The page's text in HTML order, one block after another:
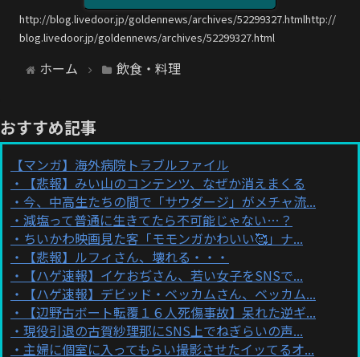
http://blog.livedoor.jp/goldennews/archives/52299327.htmlhttp://
blog.livedoor.jp/goldennews/archives/52299327.html
ホーム 飲食・料理
おすすめ記事
【マンガ】海外病院トラブルファイル
【悲報】みい山のコンテンツ、なぜか消えまくる
今、中高生たちの間で「サウダージ」がメチャ流...
減塩って普通に生きてたら不可能じゃない…？
ちいかわ映画見た客「モモンガかわいい🥰」ナ...
【悲報】ルフィさん、壊れる・・・
【ハゲ速報】イケおぢさん、若い女子をSNSで...
【ハゲ速報】デビッド・ベッカムさん、ベッカム...
【辺野古ボート転覆１６人死傷事故】呆れた逆ギ...
現役引退の古賀紗理那にSNS上でねぎらいの声...
主婦に個室に入ってもらい撮影させたイッてるオ...